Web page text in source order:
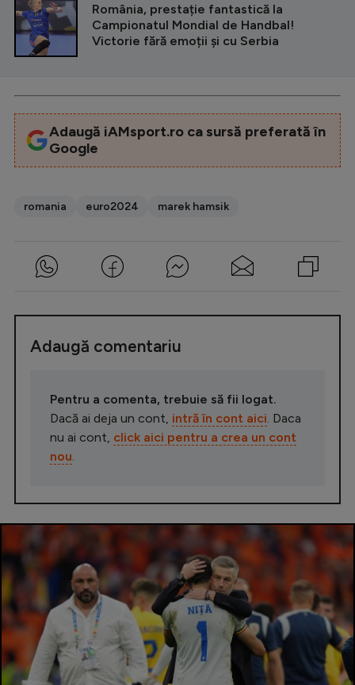
România, prestație fantastică la
Campionatul Mondial de Handbal!
Victorie fără emoții și cu Serbia
Adaugă iAMsport.ro ca sursă preferată în
Google
romania euro2024 marek hamsik
Adaugă comentariu
Pentru a comenta, trebuie să fii logat.
Dacă ai deja un cont, intră în cont aici . Daca
nu ai cont, click aici pentru a crea un cont
nou